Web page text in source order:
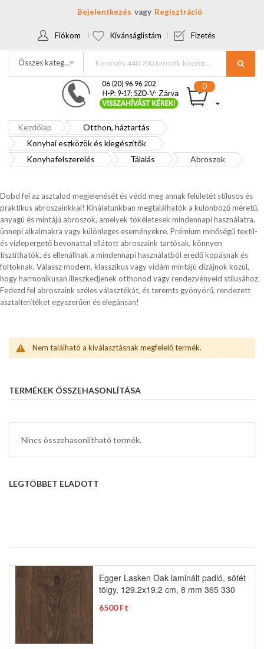
Bejelentkezés Regisztráció
Fiókom Kívánságlistám Fizetés
Összes kategória
Kezdőlap
Otthon, háztartás
Konyhai eszközök és kiegészítők
Konyhafelszerelés
Tálalás Abroszok
Dobd fel az asztalod megjelenését és védd meg annak felületét stílusos és
praktikus abroszainkkal! Kínálatunkban megtalálhatók a különböző méretű,
anyagú és mintájú abroszok, amelyek tökéletesek mindennapi használatra,
ünnepi alkalmakra vagy különleges eseményekre. Prémium minőségű textil-
és vízlepergető bevonattal ellátott abroszaink tartósak, könnyen
tisztíthatók, és ellenállnak a mindennapi használatból eredő kopásnak és
foltoknak. Válassz modern, klasszikus vagy vidám mintájú dizájnok közül,
hogy harmonikusan illeszkedjenek otthonod vagy rendezvényeid stílusához.
Fedezd fel abroszaink széles választékát, és teremts gyönyörű, rendezett
asztalterítéket egyszerűen és elegánsan!
Nem található a kiválasztásnak megfelelő termék.
TERMÉKEK ÖSSZEHASONLÍTÁSA
Nincs összehasonlítható termék.
LEGTÖBBET ELADOTT
Egger Lasken Oak laminált padló, sötét
tölgy, 129.2x19.2 cm, 8 mm 365 330
6500 Ft